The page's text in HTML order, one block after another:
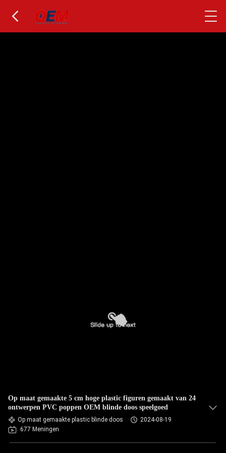
Op maat gemaakte 5 cm hoge plastic figuren gemaakt van 24
ontwerpen PVC poppen OEM blinde doos speelgoed
Op maat gemaakte plastic blinde doos
2024-08-19
677 Meningen